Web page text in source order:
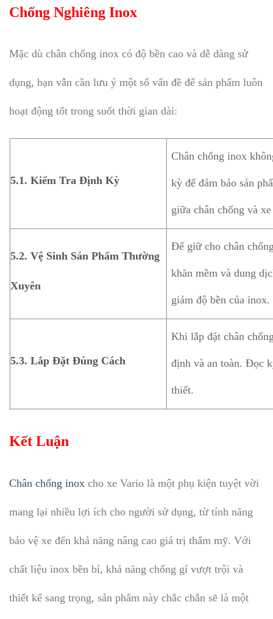
Chống Nghiêng Inox
Mặc dù chân chống inox có độ bền cao và dễ dàng sử
dụng, bạn vẫn cần lưu ý một số vấn đề để sản phẩm luôn
hoạt động tốt trong suốt thời gian dài:
5.1. Kiểm Tra Định Kỳ
Chân chống inox
kỳ để đảm bảo sản
giữa chân chống và
5.2. Vệ Sinh Sản Phẩm Thường
Xuyên
Để giữ cho chân
khăn mềm và dung
giảm độ bền của inox.
5.3. Lắp Đặt Đúng Cách
Khi lắp đặt chân
định và an toàn. Đọc
thiết.
Kết Luận
Chân chống inox cho xe Vario là một phụ kiện tuyệt vời
mang lại nhiều lợi ích cho người sử dụng, từ tính năng
bảo vệ xe đến khả năng nâng cao giá trị thẩm mỹ. Với
chất liệu inox bền bỉ, khả năng chống gỉ vượt trội và
thiết kế sang trọng, sản phẩm này chắc chắn sẽ là một